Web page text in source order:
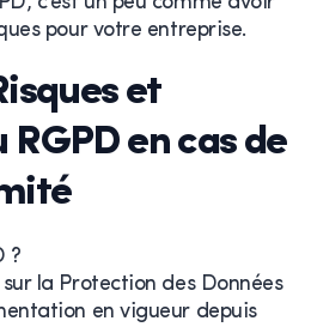
pour votre entreprise.
et
en cas de
?
la Protection des Données
en vigueur depuis